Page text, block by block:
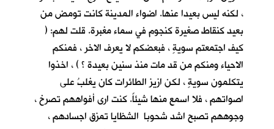
، لكنه ليس بعيدا عنها. اضواء المدينة كانت تومض من
بعيد كنقاط صغيرة كنجوم في سماء مغبرة. قلت لهم: (
كيف اجتمعتم سويةٍ ، فبعضكم لا يعرف الاخر ، فمنكم
الاحياء ومنكم من قد مات منذ سنين بعيدة ؟ ) ، اخذوا
يتكلمون سويةٍ ، لكن ازيز الطائرات كان يغلبُ على
اصواتهم ، فلا اسمع منها شيئاً. كنت ارى أفواههم تصرخ ،
وجوههم تصبح اشد شحوبا الشظايا تمزق اجسادهم ،